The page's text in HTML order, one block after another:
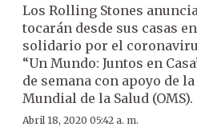
Los Rolling Stones
tocarán desde sus casas
solidario por el
“Un Mundo: Juntos en
de semana con apoyo de
Mundial de la Salud (OMS).
Abril 18, 2020 05:42 a. m.